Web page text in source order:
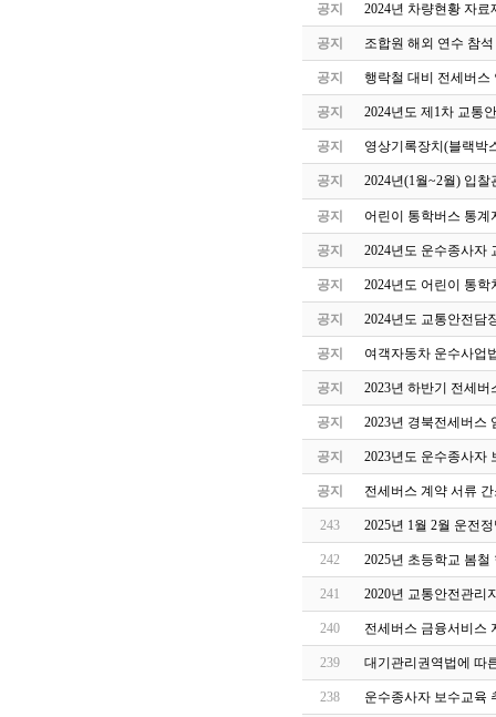
공지 2024년 차량현황 자료
공지 조합원 해외 연수 참
공지 행락철 대비 전세버스
공지 2024년도 제1차 교통
공지 영상기록장치(블랙박
공지 2024년(1월~2월) 입
공지 어린이 통학버스 통계
공지 2024년도 운수종사자
공지 2024년도 어린이 통
공지 2024년도 교통안전담
공지 여객자동차 운수사업
공지 2023년 하반기 전세
공지 2023년 경북전세버스
공지 2023년도 운수종사자
공지 전세버스 계약 서류
243 2025년 1월 2월 운전
242 2025년 초등학교 봄
241 2020년 교통안전관리
240 전세버스 금융서비스
239 대기관리권역법에 따
238 운수종사자 보수교육